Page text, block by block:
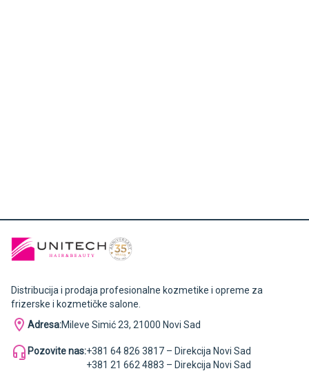
Distribucija i prodaja profesionalne kozmetike i opreme za
frizerske i kozmetičke salone.
Adresa:Mileve Simić 23, 21000 Novi Sad
Pozovite nas:+381 64 826 3817 – Direkcija Novi Sad
+381 21 662 4883 – Direkcija Novi Sad